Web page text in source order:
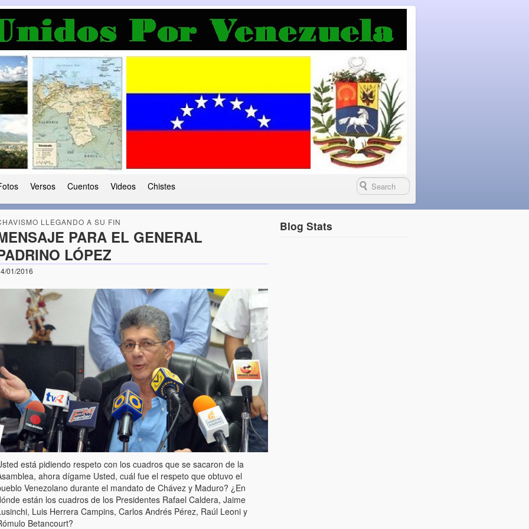
Democracia
le ha caido a esta tierra
Versos Cuentos Videos Chistes
LLEGANDO A SU FIN
PARA EL GENERAL
LÓPEZ
01/2016
está pidiendo respeto con los cuadros que se sacaron de la
ahora dígame Usted, cuál fue el respeto que obtuvo el
Venezolano durante el mandato de Chávez y Maduro? ¿En
están los cuadros de los Presidentes Rafael Caldera, Jaime
Luis Herrera Campins, Carlos Andrés Pérez, Raúl Leoni y
Betancourt?
Blog Stats